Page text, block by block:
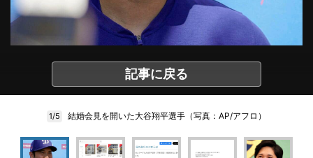
記事に戻る
1/5 結婚会見を開いた大谷翔平選手（写真：AP/アフロ）